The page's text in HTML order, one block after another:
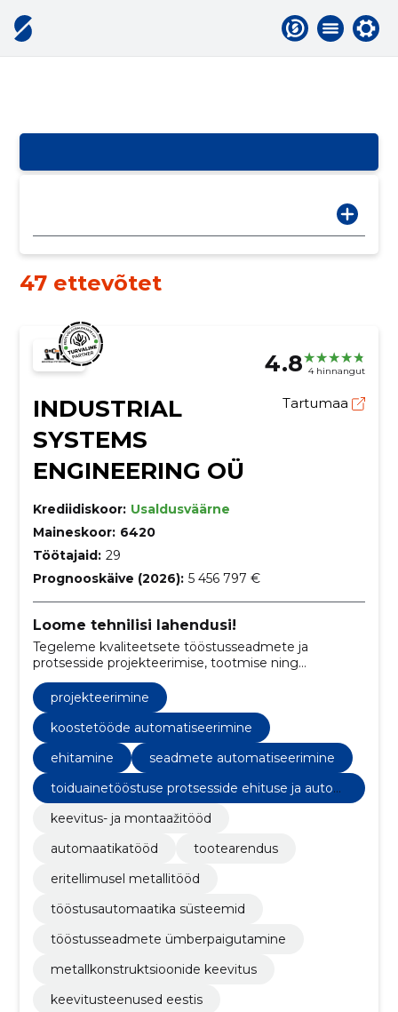
47 ettevõtet
4.8 4 hinnangut
INDUSTRIAL
SYSTEMS
ENGINEERING OÜ
Tartumaa
Krediidiskoor: Usaldusväärne
Maineskoor: 6420
Töötajaid: 29
Prognooskäive (2026): 5 456 797 €
Loome tehnilisi lahendusi!
Tegeleme kvaliteetsete tööstusseadmete ja
protsesside projekteerimise, tootmise ning
automatiseerimisega, spetsialiseerudes roostevaba
metalli keevitamisele ja lõikamisele.
projekteerimine
koostetööde automatiseerimine
ehitamine
seadmete automatiseerimine
toiduainetööstuse protsesside ehituse ja autom
atiseerimine
keevitus- ja montaažitööd
automaatikatööd
tootearendus
eritellimusel metallitööd
tööstusautomaatika süsteemid
tööstusseadmete ümberpaigutamine
metallkonstruktsioonide keevitus
keevitusteenused eestis